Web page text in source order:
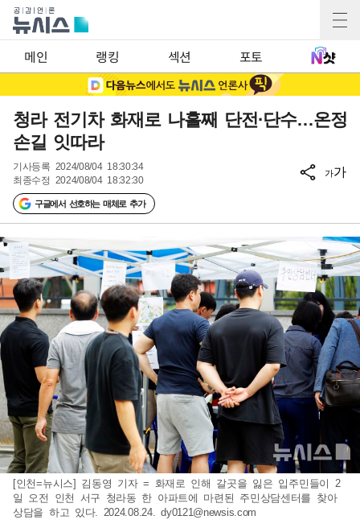
메인 랭킹 섹션 포토
청라 전기차 화재로 나흘째 단전·단수…온정
손길 잇따라
기사등록 2024/08/04 18:30:34
최종수정 2024/08/04 18:32:30
구글에서 선호하는 매체로 추가
가가
[인천=뉴시스] 김동영 기자 = 화재로 인해 갈곳을 잃은 입주민들이 2
일 오전 인천 서구 청라동 한 아파트에 마련된 주민상담센터를 찾아
상담을 하고 있다. 2024.08.24.dy0121@newsis.com